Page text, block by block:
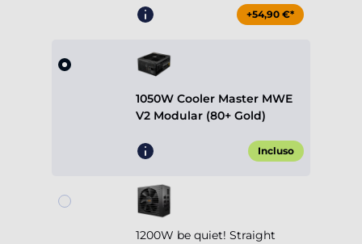
+54,90 €*
1050W Cooler Master MWE
V2 Modular (80+ Gold)
Incluso
1200W be quiet! Straight